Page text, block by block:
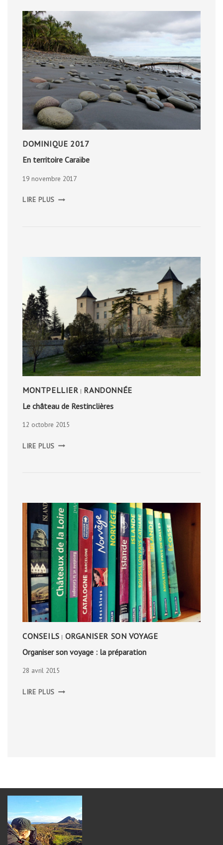
DOMINIQUE 2017
En territoire Caraïbe
19 novembre 2017
LIRE PLUS TERRITOIRE
MONTPELLIER | RANDONNÉE
Le château de Restinclières
12 octobre 2015
LIRE PLUS CHÂTEAU
CONSEILS | ORGANISER SON VOYAGE
Organiser son voyage : la préparation
28 avril 2015
LIRE PLUS SON